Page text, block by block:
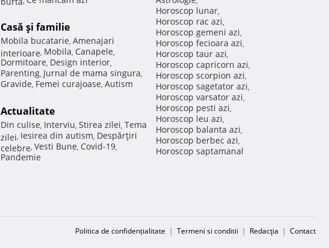
Casă şi familie
Mobila bucatarie, Amenajari
interioare, Mobila, Canapele,
Dormitoare, Design interior,
Parenting, Jurnal de mama singura,
Gravide, Femei curajoase, Autism
Actualitate
Din culise, Interviu, Stirea zilei, Tema
zilei, Iesirea din autism, Despărţiri
celebre, Vesti Bune, Covid-19,
Pandemie
Horoscop lunar,
Horoscop rac azi,
Horoscop gemeni azi,
Horoscop fecioara azi,
Horoscop taur azi,
Horoscop capricorn azi,
Horoscop scorpion azi,
Horoscop sagetator azi,
Horoscop varsator azi,
Horoscop pesti azi,
Horoscop leu azi,
Horoscop balanta azi,
Horoscop berbec azi,
Horoscop saptamanal
Politica de confidențialitate | Termeni si conditii | Redacţia | Contact